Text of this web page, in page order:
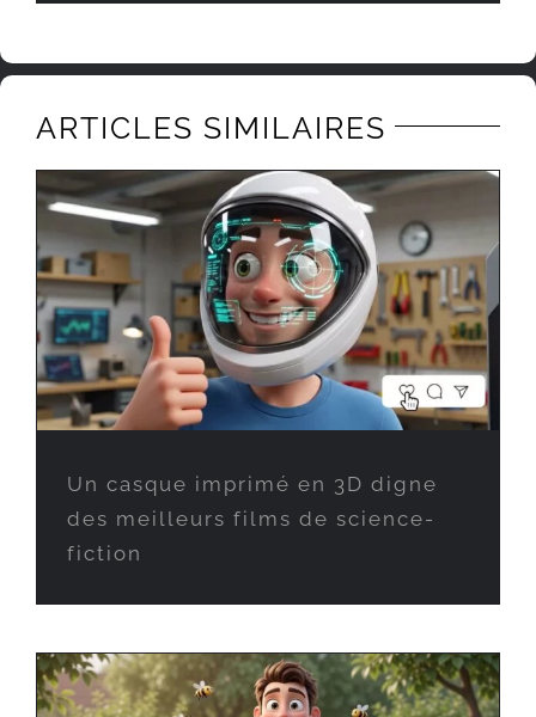
ARTICLES SIMILAIRES
Un casque imprimé en 3D digne
des meilleurs films de science-
fiction